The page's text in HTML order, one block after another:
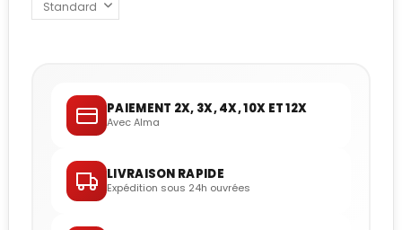
PAIEMENT 2X, 3X, 4X, 10X ET 12X
Avec Alma
LIVRAISON RAPIDE
Expédition sous 24h ouvrées